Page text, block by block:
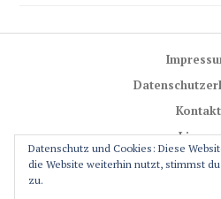
Kontakt
Lizenz
Trail-
Datenschutz und Cookies: Diese
die Website weiterhin nutzt, stimmst
zu.